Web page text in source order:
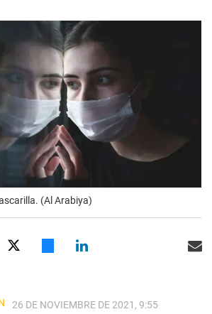
(Al Arabiya)
26 DE NOVIEMBRE DE 2021, 9:55